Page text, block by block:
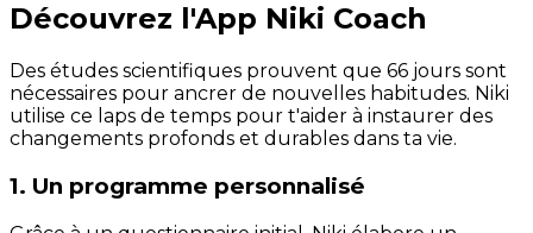
Découvrez l'App Niki Coach
Des études scientifiques prouvent que 66 jours sont
nécessaires pour ancrer de nouvelles habitudes. Niki
utilise ce laps de temps pour t'aider à instaurer des
changements profonds et durables dans ta vie.
1. Un programme personnalisé